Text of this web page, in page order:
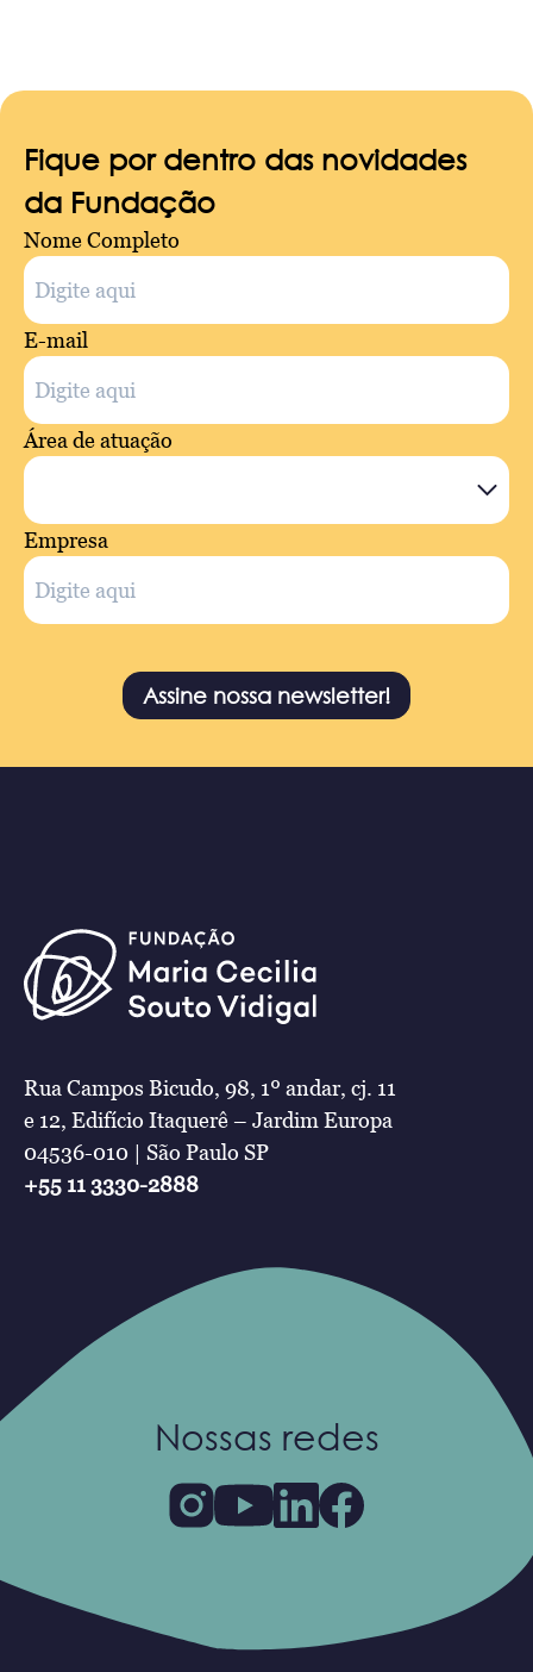
Fique por dentro das novidades
da Fundação
Nome Completo
E-mail
Área de atuação
Empresa
Assine nossa newsletter!
Rua Campos Bicudo, 98, 1º andar, cj. 11
e 12, Edifício Itaquerê – Jardim Europa
04536-010 | São Paulo SP
+55 11 3330-2888
Nossas redes